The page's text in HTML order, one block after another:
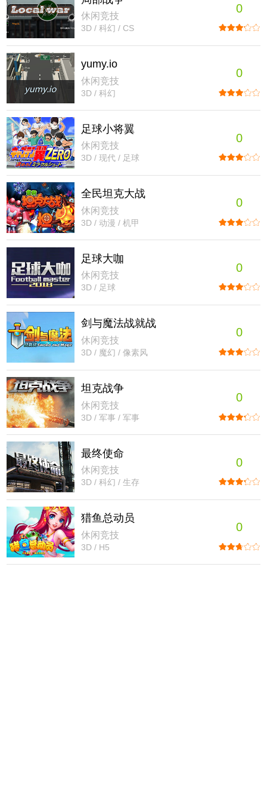
休闲竞技
3D / 科幻 / CS
0
yumy.io
休闲竞技
3D / 科幻
0
足球小将翼
休闲竞技
3D / 现代 / 足球
0
全民坦克大战
休闲竞技
3D / 动漫 / 机甲
0
足球大咖
休闲竞技
3D / 足球
0
剑与魔法战就战
休闲竞技
3D / 魔幻 / 像素风
0
坦克战争
休闲竞技
3D / 军事 / 军事
0
最终使命
休闲竞技
3D / 科幻 / 生存
0
猎鱼总动员
休闲竞技
3D / H5
0